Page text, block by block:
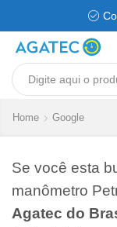
Home Google
Se você esta
manômetro
Agatec do